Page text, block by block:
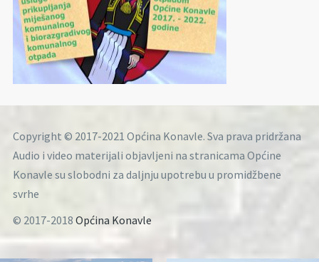
Copyright © 2017-2021 Općina Konavle. Sva prava pridržana
Audio i video materijali objavljeni na stranicama Općine
Konavle su slobodni za daljnju upotrebu u promidžbene
svrhe
© 2017-2018 Općina Konavle